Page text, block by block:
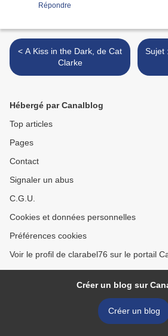
Répondre
< A Kiss in the Dark, de Cat
Clarke
Sujet
Hébergé par Canalblog
Top articles
Pages
Contact
Signaler un abus
C.G.U.
Cookies et données personnelles
Préférences cookies
Voir le profil de clarabel76 sur le portail
Créer un blog sur
Créer un blog